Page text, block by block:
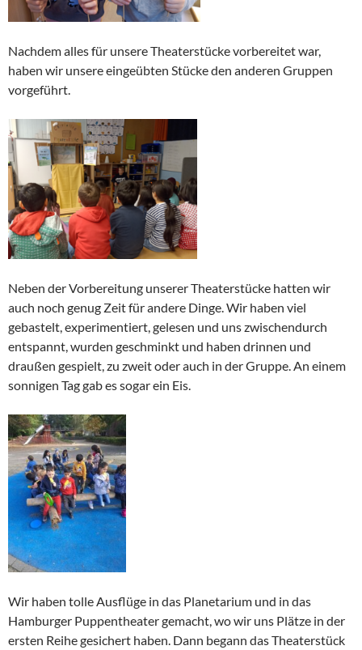
Nachdem alles für unsere Theaterstücke vorbereitet war,
haben wir unsere eingeübten Stücke den anderen Gruppen
vorgeführt.
Neben der Vorbereitung unserer Theaterstücke hatten wir
auch noch genug Zeit für andere Dinge. Wir haben viel
gebastelt, experimentiert, gelesen und uns zwischendurch
entspannt, wurden geschminkt und haben drinnen und
draußen gespielt, zu zweit oder auch in der Gruppe. An einem
sonnigen Tag gab es sogar ein Eis.
Wir haben tolle Ausflüge in das Planetarium und in das
Hamburger Puppentheater gemacht, wo wir uns Plätze in der
ersten Reihe gesichert haben. Dann begann das Theaterstück